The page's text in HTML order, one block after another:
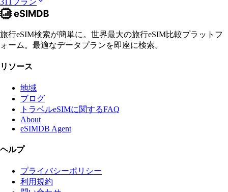
旅行eSIM検索が簡単に。世界最大の旅行eSIM比較プラットフ
ォーム。最適なデータプランを即座に検索。
リソース
地域
ブログ
トラベルeSIMに関するFAQ
About
eSIMDB Agent
ヘルプ
プライバシーポリシー
利用規約